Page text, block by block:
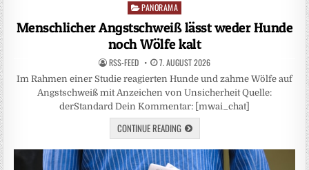
Posted
PANORAMA
Menschlicher Angstschweiß lässt weder Hunde
noch Wölfe kalt
RSS-FEED 7. AUGUST 2026
Im Rahmen einer Studie reagierten Hunde und zahme Wölfe auf
Angstschweiß mit Anzeichen von Unsicherheit Quelle:
derStandard Dein Kommentar: [mwai_chat]
CONTINUE READING